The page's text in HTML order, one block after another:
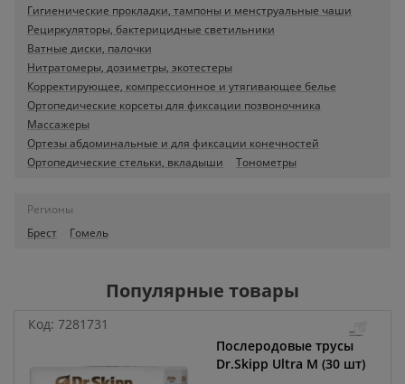
Гигиенические прокладки, тампоны и менструальные чаши
Рециркуляторы, бактерицидные светильники
Ватные диски, палочки
Нитратомеры, дозиметры, экотестеры
Корректирующее, компрессионное и утягивающее белье
Ортопедические корсеты для фиксации позвоночника
Массажеры
Ортезы абдоминальные и для фиксации конечностей
Ортопедические стельки, вкладыши
Тонометры
Регионы
Брест
Гомель
Популярные товары
Код: 7281731
Послеродовые трусы
Dr.Skipp Ultra M (30 шт)